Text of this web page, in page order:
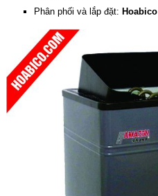
Phân phối và lắp đặt: Hoabico